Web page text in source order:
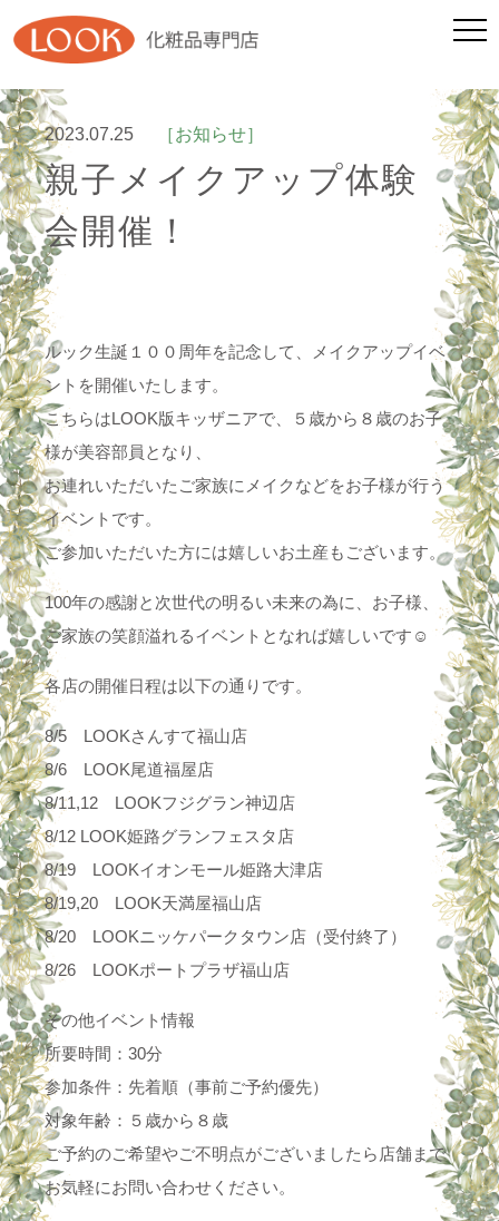
2023.07.25 ［お知らせ］
親子メイクアップ体験
会開催！
ルック生誕１００周年を記念して、メイクアップイベ
ントを開催いたします。
こちらはLOOK版キッザニアで、５歳から８歳のお子
様が美容部員となり、
お連れいただいたご家族にメイクなどをお子様が行う
イベントです。
ご参加いただいた方には嬉しいお土産もございます。
100年の感謝と次世代の明るい未来の為に、お子様、
ご家族の笑顔溢れるイベントとなれば嬉しいです☺️
各店の開催日程は以下の通りです。
8/5 LOOKさんすて福山店
8/6 LOOK尾道福屋店
8/11,12 LOOKフジグラン神辺店
8/12 LOOK姫路グランフェスタ店
8/19 LOOKイオンモール姫路大津店
8/19,20 LOOK天満屋福山店
8/20 LOOKニッケパークタウン店（受付終了）
8/26 LOOKポートプラザ福山店
その他イベント情報
所要時間：30分
参加条件：先着順（事前ご予約優先）
対象年齢：５歳から８歳
ご予約のご希望やご不明点がございましたら店舗まで
お気軽にお問い合わせください。